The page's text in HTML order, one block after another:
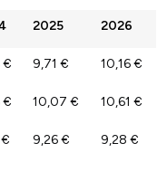
2025 2026
€ 9,71 € 10,16 €
€ 10,07 € 10,61 €
€ 9,26 € 9,28 €